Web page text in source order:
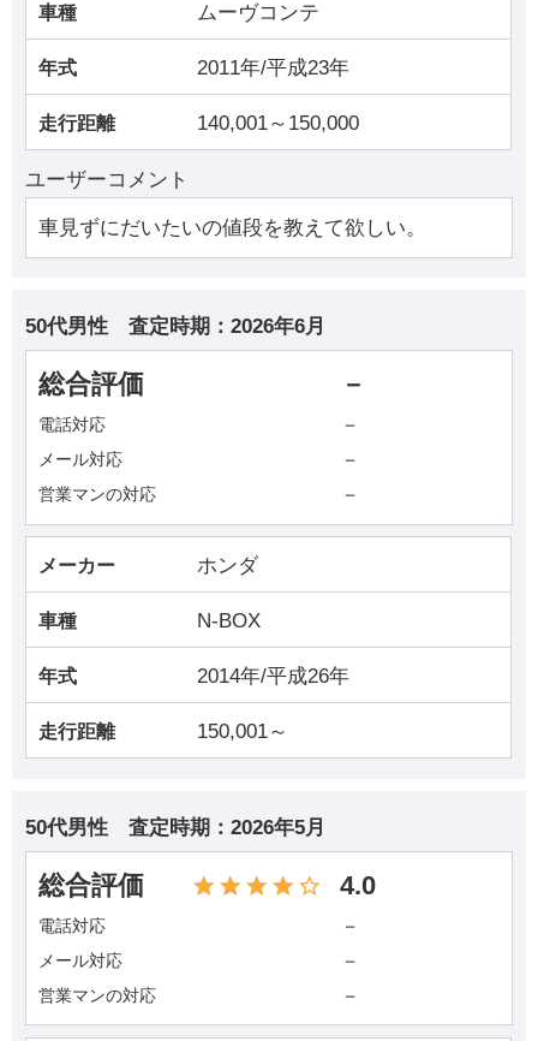
車種 ムーヴコンテ
年式 2011年/平成23年
走行距離 140,001～150,000
ユーザーコメント
車見ずにだいたいの値段を教えて欲しい。
50代男性 査定時期： 2026年6月
総合評価 －
電話対応 －
メール対応 －
営業マンの対応 －
メーカー ホンダ
車種 N-BOX
年式 2014年/平成26年
走行距離 150,001～
50代男性 査定時期： 2026年5月
総合評価 4.0
電話対応 －
メール対応 －
営業マンの対応 －